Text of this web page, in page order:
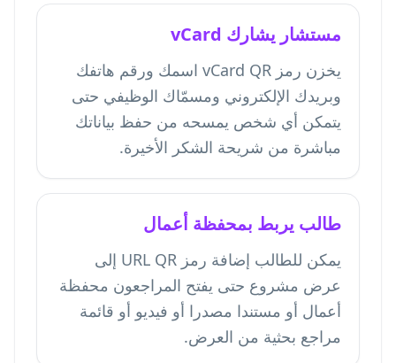
مستشار يشارك vCard
يخزن رمز vCard QR اسمك ورقم هاتفك
وبريدك الإلكتروني ومسمّاك الوظيفي حتى
يتمكن أي شخص يمسحه من حفظ بياناتك
مباشرة من شريحة الشكر الأخيرة.
طالب يربط بمحفظة أعمال
يمكن للطالب إضافة رمز URL QR إلى
عرض مشروع حتى يفتح المراجعون محفظة
أعمال أو مستندا مصدرا أو فيديو أو قائمة
مراجع بحثية من العرض.